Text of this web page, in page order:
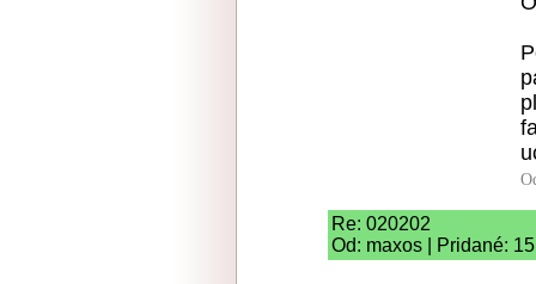
Re: 020202
Od: maxos | Pridané: